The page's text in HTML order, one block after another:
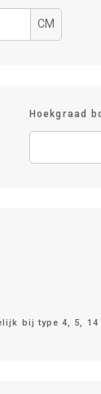
CM
Hoekgraad
bij type 4, 5, 14